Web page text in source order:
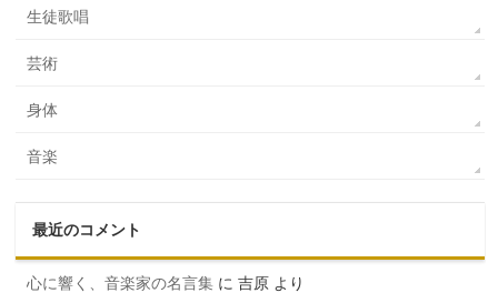
生徒歌唱
芸術
身体
音楽
最近のコメント
心に響く、音楽家の名言集 に吉原 より